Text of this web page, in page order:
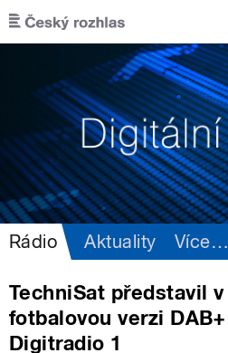
Přejít k hlavnímu obsahu
Rádio Aktuality Více…
TechniSat představil
fotbalovou verzi
Digitradio 1